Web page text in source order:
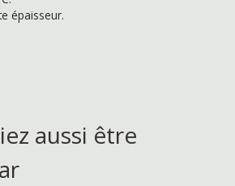
épaisseur.
aussi être